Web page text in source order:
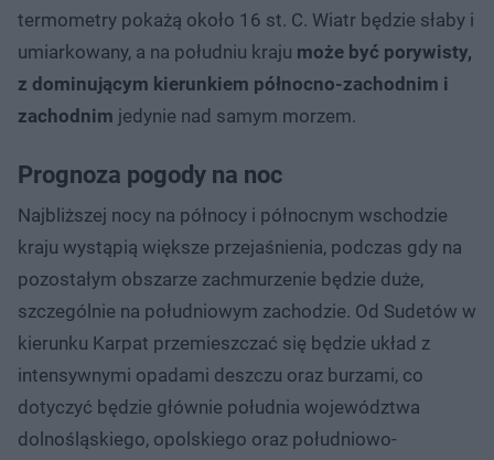
termometry pokażą około 16 st. C. Wiatr będzie słaby i
umiarkowany, a na południu kraju może być porywisty,
z dominującym kierunkiem północno-zachodnim i
zachodnim jedynie nad samym morzem.
Prognoza pogody na noc
Najbliższej nocy na północy i północnym wschodzie
kraju wystąpią większe przejaśnienia, podczas gdy na
pozostałym obszarze zachmurzenie będzie duże,
szczególnie na południowym zachodzie. Od Sudetów w
kierunku Karpat przemieszczać się będzie układ z
intensywnymi opadami deszczu oraz burzami, co
dotyczyć będzie głównie południa województwa
dolnośląskiego, opolskiego oraz południowo-